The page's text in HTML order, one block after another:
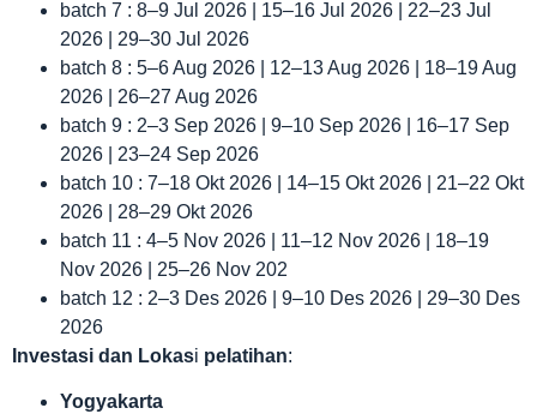
batch 7 : 8–9 Jul 2026 | 15–16 Jul 2026 | 22–23 Jul
2026 | 29–30 Jul 2026
batch 8 : 5–6 Aug 2026 | 12–13 Aug 2026 | 18–19 Aug
2026 | 26–27 Aug 2026
batch 9 : 2–3 Sep 2026 | 9–10 Sep 2026 | 16–17 Sep
2026 | 23–24 Sep 2026
batch 10 : 7–18 Okt 2026 | 14–15 Okt 2026 | 21–22 Okt
2026 | 28–29 Okt 2026
batch 11 : 4–5 Nov 2026 | 11–12 Nov 2026 | 18–19
Nov 2026 | 25–26 Nov 202
batch 12 : 2–3 Des 2026 | 9–10 Des 2026 | 29–30 Des
2026
Investasi dan Lokasi pelatihan:
Yogyakarta